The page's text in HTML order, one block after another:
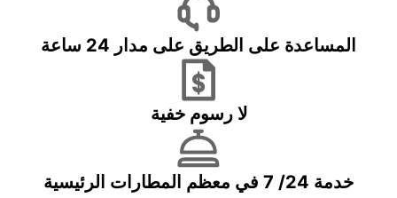
المساعدة على الطريق على مدار 24 ساعة
لا رسوم خفية
خدمة 24/ 7 في معظم المطارات الرئيسية